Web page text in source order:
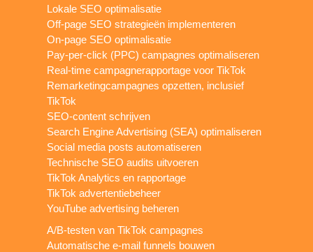
Lokale SEO optimalisatie
Off-page SEO strategieën implementeren
On-page SEO optimalisatie
Pay-per-click (PPC) campagnes optimaliseren
Real-time campagnerapportage voor TikTok
Remarketingcampagnes opzetten, inclusief
TikTok
SEO-content schrijven
Search Engine Advertising (SEA) optimaliseren
Social media posts automatiseren
Technische SEO audits uitvoeren
TikTok Analytics en rapportage
TikTok advertentiebeheer
YouTube advertising beheren
A/B-testen van TikTok campagnes
Automatische e-mail funnels bouwen